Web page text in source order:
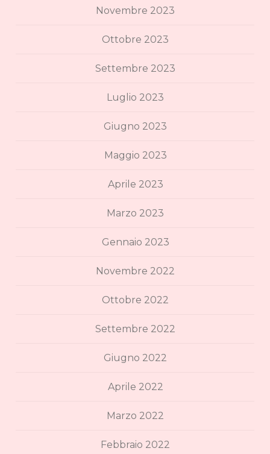
Novembre 2023
Ottobre 2023
Settembre 2023
Luglio 2023
Giugno 2023
Maggio 2023
Aprile 2023
Marzo 2023
Gennaio 2023
Novembre 2022
Ottobre 2022
Settembre 2022
Giugno 2022
Aprile 2022
Marzo 2022
Febbraio 2022